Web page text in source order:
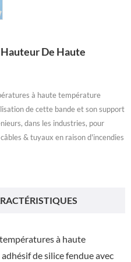
De Haute
à haute température
de cette bande et son support
dans les industries, pour
& tuyaux en raison d'incendies
à haute
de silice fendue avec